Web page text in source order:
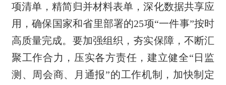
项清单，精简归并材料表单，深化数据共享应
用，确保国家和省里部署的25项“一件事”按时
高质量完成。要加强组织，夯实保障，不断汇
聚工作合力，压实各方责任，建立健全“日监
测、周会商、月通报”的工作机制，加快制定